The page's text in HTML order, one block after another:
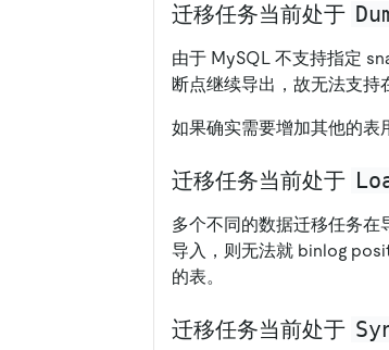
迁移任务当前处于
由于 MySQL 不支持指定
断点继续导出，故无法支持
如果确实需要增加其他的表
迁移任务当前处于
多个不同的数据迁移任务
导入，则无法就 binlog
的表。
迁移任务当前处于